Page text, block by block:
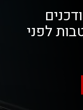
לפני